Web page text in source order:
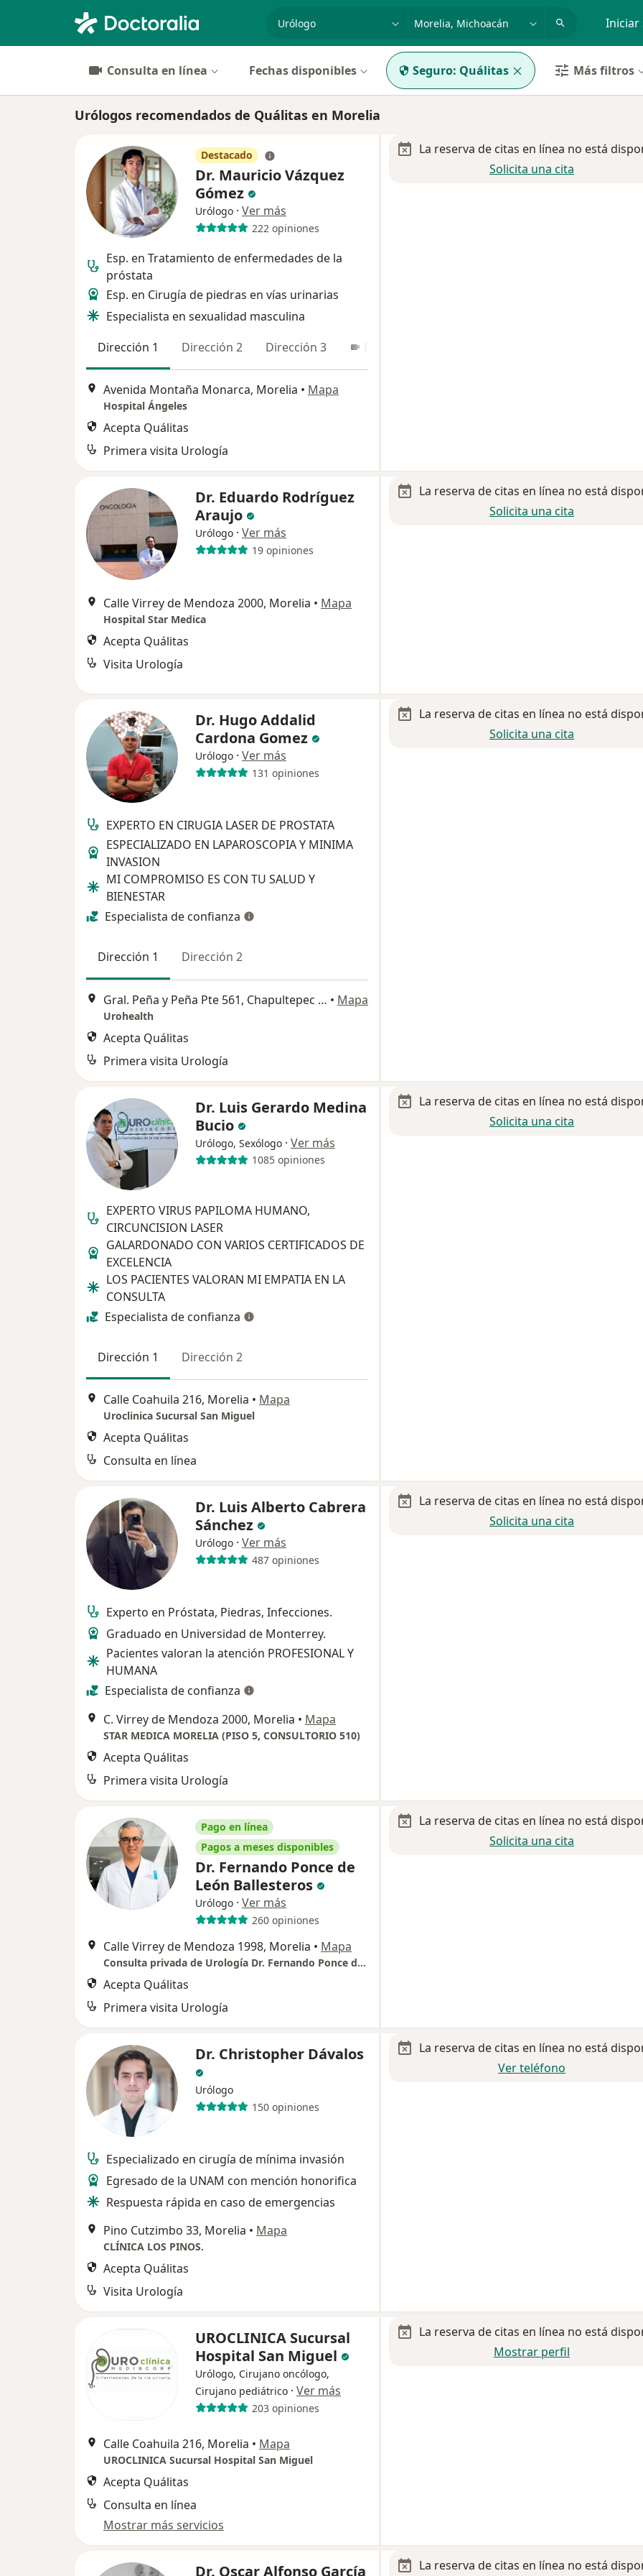
especialidad, enfermedad o nombre
p. ej. Guadalajara Iniciar
Consulta en línea Fechas disponibles Seguro: Quálitas Más filtros
Urólogos recomendados de Quálitas en Morelia
Destacado
Dr. Mauricio Vázquez
Gómez
Urólogo · Ver más
222 opiniones
Esp. en Tratamiento de enfermedades de la
próstata
Esp. en Cirugía de piedras en vías urinarias
Especialista en sexualidad masculina
Dirección 1
Dirección 2 Dirección 3
Avenida Montaña Monarca, Morelia • Mapa
Hospital Ángeles
Acepta Quálitas
Primera visita Urología
La reserva de citas en línea no está
Solicita una cita
Dr. Eduardo Rodríguez
Araujo
Urólogo · Ver más
19 opiniones
Calle Virrey de Mendoza 2000, Morelia • Mapa
Hospital Star Medica
Acepta Quálitas
Visita Urología
La reserva de citas en línea no está
Solicita una cita
Dr. Hugo Addalid
Cardona Gomez
Urólogo · Ver más
131 opiniones
EXPERTO EN CIRUGIA LASER DE PROSTATA
ESPECIALIZADO EN LAPAROSCOPIA Y MINIMA
INVASION
MI COMPROMISO ES CON TU SALUD Y
BIENESTAR
Especialista de confianza
Dirección 1 Dirección 2
Gral. Peña y Peña Pte 561, Chapultepec Sur, Morelia, Mich., Morelia • Mapa
Urohealth
Acepta Quálitas
Primera visita Urología
La reserva de citas en línea no está
Solicita una cita
Dr. Luis Gerardo Medina
Bucio
Urólogo, Sexólogo · Ver más
1085 opiniones
EXPERTO VIRUS PAPILOMA HUMANO,
CIRCUNCISION LASER
GALARDONADO CON VARIOS CERTIFICADOS DE
EXCELENCIA
LOS PACIENTES VALORAN MI EMPATIA EN LA
CONSULTA
Especialista de confianza
Dirección 1 Dirección 2
Calle Coahuila 216, Morelia • Mapa
Uroclinica Sucursal San Miguel
Acepta Quálitas
Consulta en línea
La reserva de citas en línea no está
Solicita una cita
Dr. Luis Alberto Cabrera
Sánchez
Urólogo · Ver más
487 opiniones
Experto en Próstata, Piedras, Infecciones.
Graduado en Universidad de Monterrey.
Pacientes valoran la atención PROFESIONAL Y
HUMANA
Especialista de confianza
C. Virrey de Mendoza 2000, Morelia • Mapa
STAR MEDICA MORELIA (PISO 5, CONSULTORIO 510)
Acepta Quálitas
Primera visita Urología
La reserva de citas en línea no está
Solicita una cita
Pago en línea
Pagos a meses disponibles
Dr. Fernando Ponce de
León Ballesteros
Urólogo · Ver más
260 opiniones
Calle Virrey de Mendoza 1998, Morelia • Mapa
Consulta privada de Urología Dr. Fernando Ponce de León Ballesteros
Acepta Quálitas
Primera visita Urología
La reserva de citas en línea no está
Solicita una cita
Dr. Christopher Dávalos
Urólogo
150 opiniones
Especializado en cirugía de mínima invasión
Egresado de la UNAM con mención honorifica
Respuesta rápida en caso de emergencias
Pino Cutzimbo 33, Morelia • Mapa
CLÍNICA LOS PINOS.
Acepta Quálitas
Visita Urología
La reserva de citas en línea no está
Ver teléfono
UROCLINICA Sucursal
Hospital San Miguel
Urólogo, Cirujano oncólogo,
Cirujano pediátrico · Ver más
203 opiniones
Calle Coahuila 216, Morelia • Mapa
UROCLINICA Sucursal Hospital San Miguel
Acepta Quálitas
Consulta en línea
Mostrar más servicios
La reserva de citas en línea no está
Mostrar perfil
Dr. Oscar Alfonso García La reserva de citas en línea no está